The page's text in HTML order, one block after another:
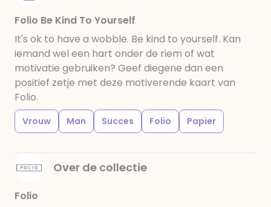
Folio Be Kind To Yourself
It's ok to have a wobble. Be kind to yourself. Kan
iemand wel een hart onder de riem of wat
motivatie gebruiken? Geef diegene dan een
positief zetje met deze motiverende kaart van
Folio.
Vrouw Man Succes Folio Papier
Over de collectie
Folio